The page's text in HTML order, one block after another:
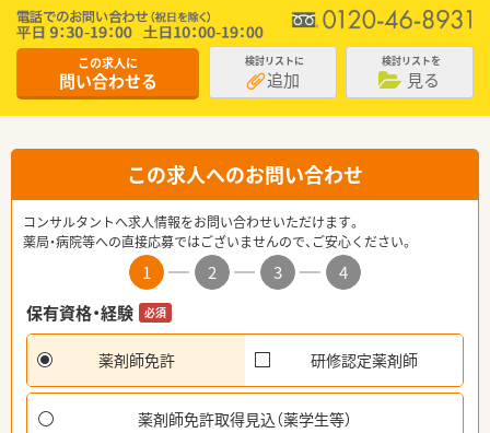
この求人に
問い合わせる
検討リストに
追加
検討リストを
見る
この求人へのお問い合わせ
コンサルタントへ求人情報をお問い合わせいただけます。
薬局・病院等への直接応募ではございませんので、ご安心ください。
1 2 3
4
保有資格・経験
必須
薬剤師免許 研修認定薬剤師
薬剤師免許取得見込（薬学生等）